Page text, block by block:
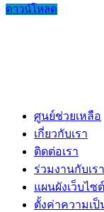
ดาวน์โหลด
ศูนย์ช่วยเหลือ
เกี่ยวกับเรา
ติดต่อเรา
ร่วมงานกับเรา
แผนผังเว็บไซต์
ตั้งค่าความเ